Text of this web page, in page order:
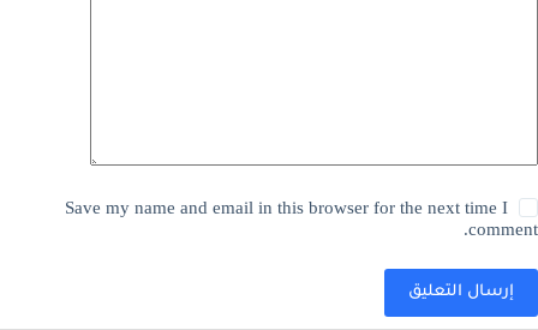
Save my name and email in this browser for the next time I
comment.
إرسال التعليق